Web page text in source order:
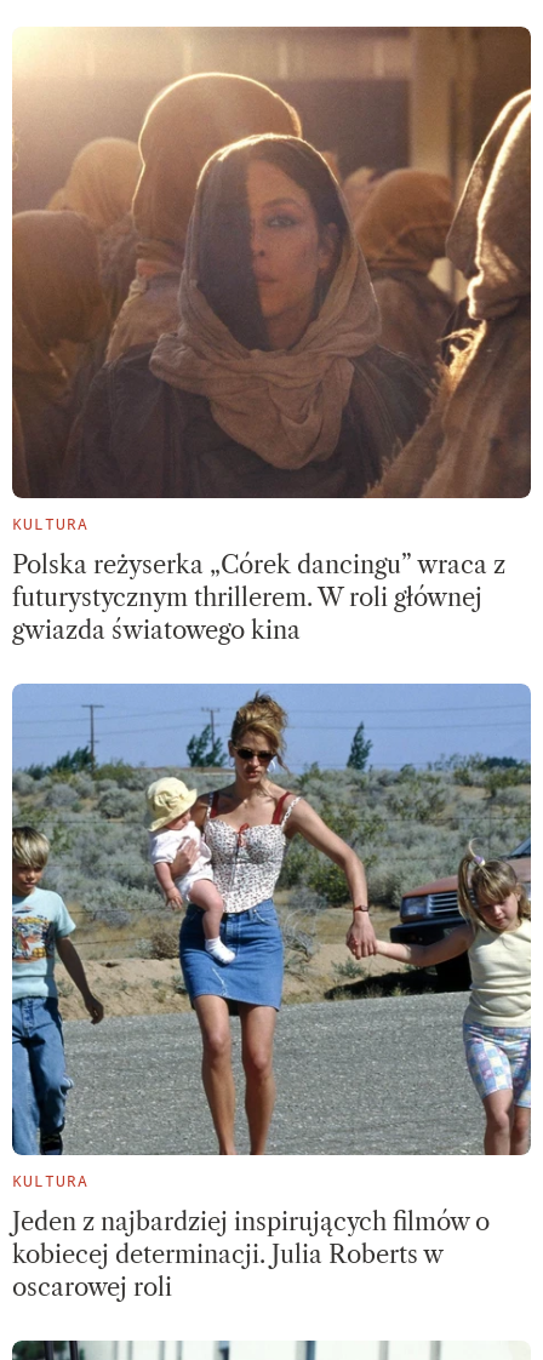
KULTURA
Polska reżyserka „Córek dancingu” wraca z
futurystycznym thrillerem. W roli głównej
gwiazda światowego kina
KULTURA
Jeden z najbardziej inspirujących filmów o
kobiecej determinacji. Julia Roberts w
oscarowej roli